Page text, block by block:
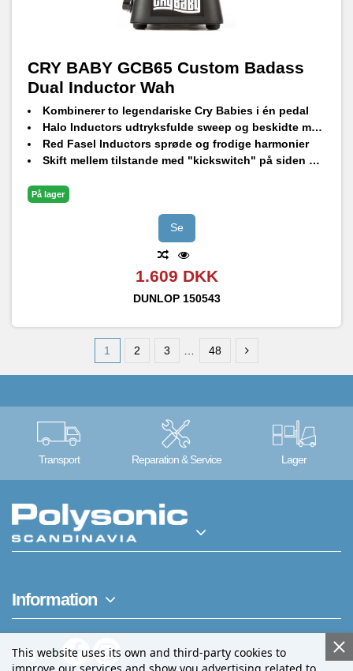
CRY BABY GCB65 Custom Badass
Dual Inductor Wah
Kombinerer to legendariske Cry Babies i én pedal
Halo Inductors udtryksfulde sweep og beskidte mellemtoner
Red Fasel Inductors sprøde og frodige harmonier
Skift mellem tilstande med "kickswitch" på siden af ​​pedalen
Limited edition
På lager
Se
1.609 DKK
DUNLOP 150543
1 2 3 48
Transport Reparation & Service Lager
Information
This website uses its own and third-party cookies to
Følg os